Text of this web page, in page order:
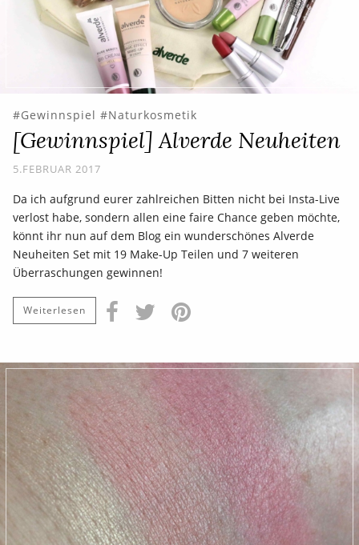
Gewinnspiel Naturkosmetik
[Gewinnspiel] Alverde Neuheiten
5.FEBRUAR 2017
Da ich aufgrund eurer zahlreichen Bitten nicht bei Insta-Live
verlost habe, sondern allen eine faire Chance geben möchte,
könnt ihr nun auf dem Blog ein wunderschönes Alverde
Neuheiten Set mit 19 Make-Up Teilen und 7 weiteren
Überraschungen gewinnen!
Weiterlesen